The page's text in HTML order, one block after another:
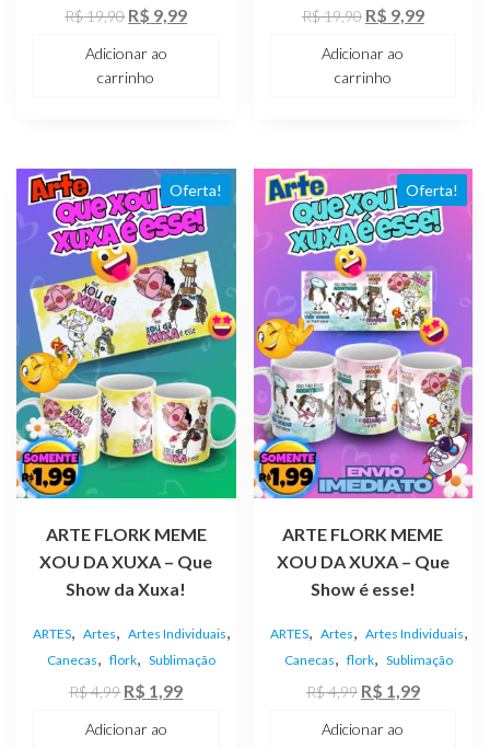
R$19,90 O
original
R$ 9,99O
Adicionar ao
carrinho
R$19,90 O
original
R$ 9,99O
Adicionar ao
carrinho
Oferta!
ARTE FLORK MEME
XOU DA XUXA – Que
Show da Xuxa!
ARTES, Artes, Artes Individuais,
Canecas, flork, Sublimação
R$4,99 O
R$ 1,99O
Adicionar ao
Oferta!
ARTE FLORK MEME
XOU DA XUXA – Que
Show é esse!
ARTES, Artes, Artes Individuais,
Canecas, flork, Sublimação
R$4,99 O
R$ 1,99O
Adicionar ao